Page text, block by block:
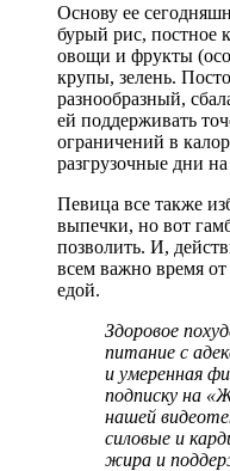
Основу ее
бурый рис, постное
овощи и фрукты
крупы, зелень.
разнообразный,
ей поддерживать
ограничений в
разгрузочные дни
Певица все также
выпечки, но вот
позволить. И,
всем важно время
едой.
Здоровое
питание с
и умеренная
подписку на
нашей
силовые и
жира и